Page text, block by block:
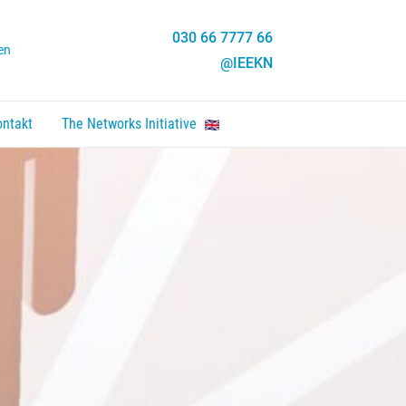
030 66 7777 66
@IEEKN
Enter um Link zu folgen.
um zu öffnen, Enter um Link zu folgen.
The Networks Initiative